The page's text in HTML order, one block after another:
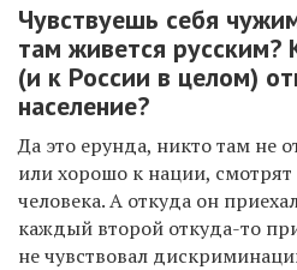
Чувствуешь себя
там живется русским?
(и к России в целом)
население?
Да это ерунда, никто там не
или хорошо к нации, смотрят
человека. А откуда он
каждый второй откуда-то
не чувствовал